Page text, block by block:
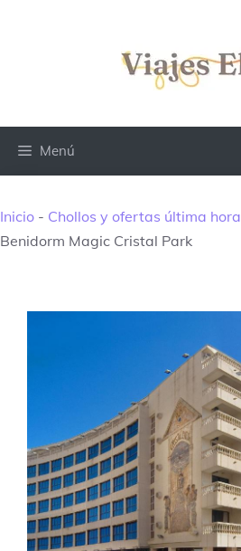
Menú
Inicio - Chollos y ofertas última hora
Benidorm Magic Cristal Park